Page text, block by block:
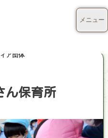
ア団体
ん保育所
メニュー